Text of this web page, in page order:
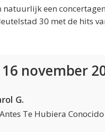
een
30 met de hits
16 november
G.
Te Hubiera Conocido